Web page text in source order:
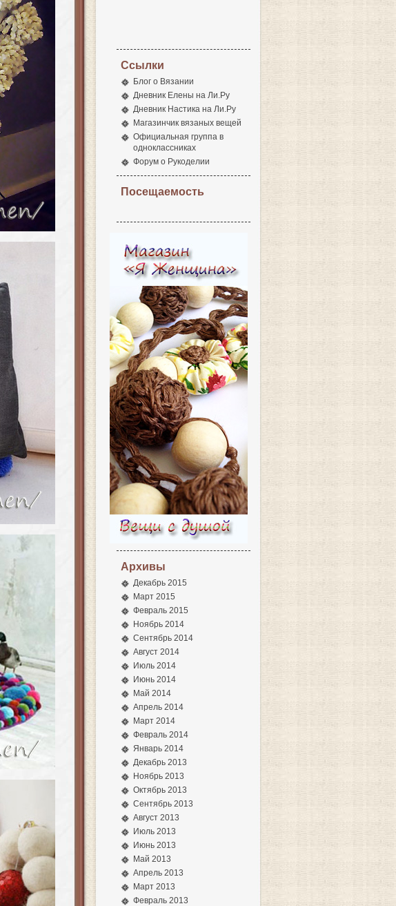
Ссылки
Блог о Вязании
Дневник Елены на Ли.Ру
Дневник Настика на Ли.Ру
Магазинчик вязаных вещей
Официальная группа в
одноклассниках
Форум о Рукоделии
Посещаемость
Архивы
Декабрь 2015
Март 2015
Февраль 2015
Ноябрь 2014
Сентябрь 2014
Август 2014
Июль 2014
Июнь 2014
Май 2014
Апрель 2014
Март 2014
Февраль 2014
Январь 2014
Декабрь 2013
Ноябрь 2013
Октябрь 2013
Сентябрь 2013
Август 2013
Июль 2013
Июнь 2013
Май 2013
Апрель 2013
Март 2013
Февраль 2013